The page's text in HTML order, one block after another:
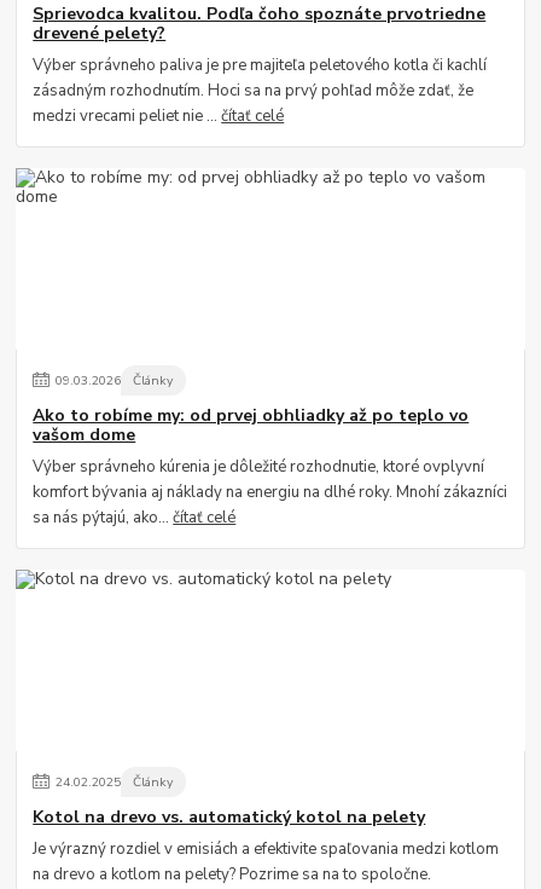
Sprievodca kvalitou. Podľa čoho spoznáte prvotriedne
drevené pelety?
Výber správneho paliva je pre majiteľa peletového kotla či kachlí
zásadným rozhodnutím. Hoci sa na prvý pohľad môže zdať, že
medzi vrecami peliet nie ...čítať celé
09.03.2026 Články
Ako to robíme my: od prvej obhliadky až po teplo vo
vašom dome
Výber správneho kúrenia je dôležité rozhodnutie, ktoré ovplyvní
komfort bývania aj náklady na energiu na dlhé roky. Mnohí zákazníci
sa nás pýtajú, ako...čítať celé
24.02.2025 Články
Kotol na drevo vs. automatický kotol na pelety
Je výrazný rozdiel v emisiách a efektivite spaľovania medzi kotlom
na drevo a kotlom na pelety? Pozrime sa na to spoločne.